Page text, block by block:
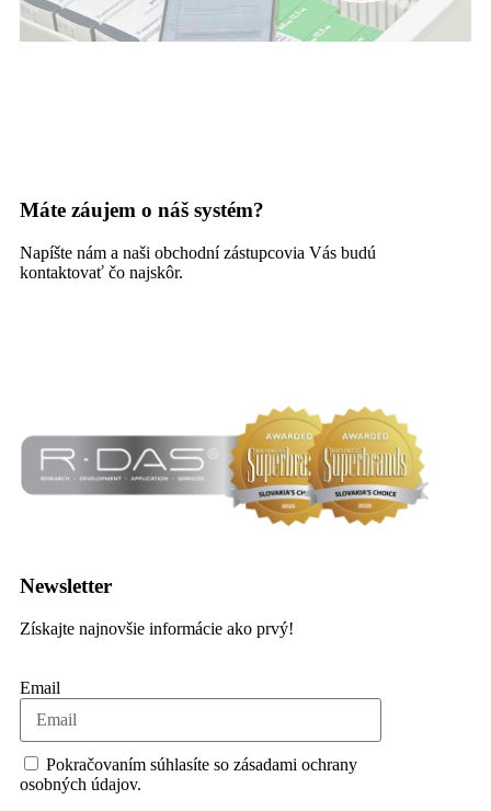
Máte záujem o náš systém?
Napíšte nám a naši obchodní zástupcovia Vás budú
kontaktovať čo najskôr.
Newsletter
Získajte najnovšie informácie ako prvý!
Email
Pokračovaním súhlasíte so zásadami ochrany
osobných údajov.